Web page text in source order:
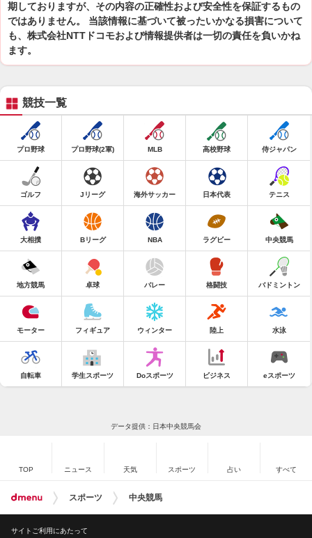
期しておりますが、その内容の正確性および安全性を保証するもの
ではありません。 当該情報に基づいて被ったいかなる損害について
も、株式会社NTTドコモおよび情報提供者は一切の責任を負いかね
ます。
競技一覧
プロ野球 プロ野球(2軍) MLB 高校野球 侍ジャパン
ゴルフ Jリーグ 海外サッカー 日本代表 テニス
大相撲 Bリーグ NBA ラグビー 中央競馬
地方競馬 卓球 バレー 格闘技 バドミントン
モーター フィギュア ウィンター 陸上 水泳
自転車 学生スポーツ Doスポーツ ビジネス eスポーツ
データ提供：日本中央競馬会
TOP ニュース 天気 スポーツ 占い すべて
スポーツ 中央競馬
サイトご利用にあたって